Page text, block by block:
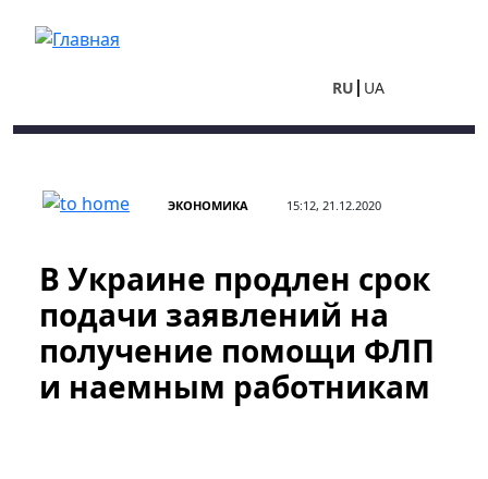
RU UA
ЭКОНОМИКА 15:12, 21.12.2020
В Украине продлен срок
подачи заявлений на
получение помощи ФЛП
и наемным работникам